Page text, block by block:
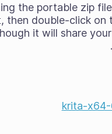
the portable zip
then double-click on
it will share
krita-